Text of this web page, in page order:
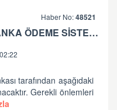
Haber No:48521
GÜMRÜK BANKA ÖDEME SİSTEMLERİ ZİRAAT BANKASI PLANLI ÇALIŞMA HK
tarafından aşağıdaki
Gerekli önlemleri